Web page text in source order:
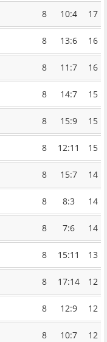
8 10:4 17
8 13:6 16
8 11:7 16
8 14:7 15
8 15:9 15
8 12:11 15
8 15:7 14
8 8:3 14
8 7:6 14
8 15:11 13
8 17:14 12
8 12:9 12
8 10:7 12